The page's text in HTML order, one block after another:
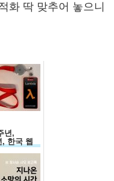
화 딱 맞추어 놓으니
년,
한국 웹